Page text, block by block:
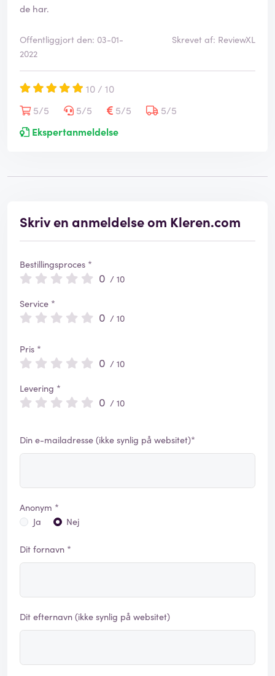
de har.
Offentliggjort den: 03-01-
2022
Skrevet af: ReviewXL
10 / 10
5/5
5/5 5/5
5/5
Ekspertanmeldelse
Skriv en anmeldelse om Kleren.com
Bestillingsproces *
0 / 10
Service *
0 / 10
Pris *
0 / 10
Levering *
0 / 10
Din e-mailadresse (ikke synlig på websitet)*
Anonym *
Ja
Nej
Dit fornavn *
Dit efternavn (ikke synlig på websitet)